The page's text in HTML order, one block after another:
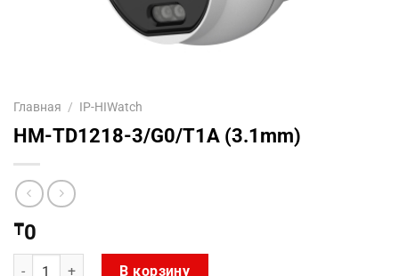
Главная / IP-HIWatch
HM-TD1218-3/G0/T1A (3.1mm)
₸0
Количество товара HM-TD1218-3/G0/T1A (3.1mm)
В корзину